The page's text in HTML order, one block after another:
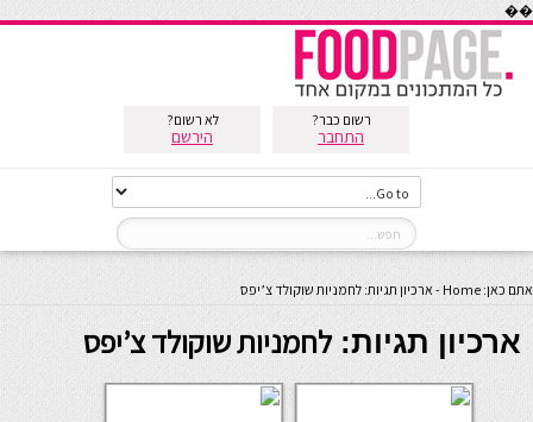
��
רשום כבר?
התחבר
לא רשום?
הירשם
אתם כאן: Home
- ארכיון תגיות: לחמניות שוקולד צ’יפס
ארכיון תגיות: לחמניות שוקולד צ’יפס